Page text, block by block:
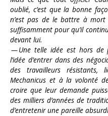
oublié, c’est que la bonne
n’est pas de le battre à
suffisamment pour qu’il
devant lui.
— Une telle idée est hors de
l’idée d’entrer dans des
des travailleurs résistants,
Mechanicus et à la volonté
croire que leur demande
des milliers d’années de
d’entretenir une pareille